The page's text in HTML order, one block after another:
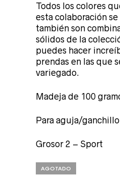
Todos los colores
esta colaboración
también son
sólidos de la
puedes hacer
prendas en las que
variegado.
Madeja de 100
Para aguja/
Grosor 2 – Sport
AGOTADO